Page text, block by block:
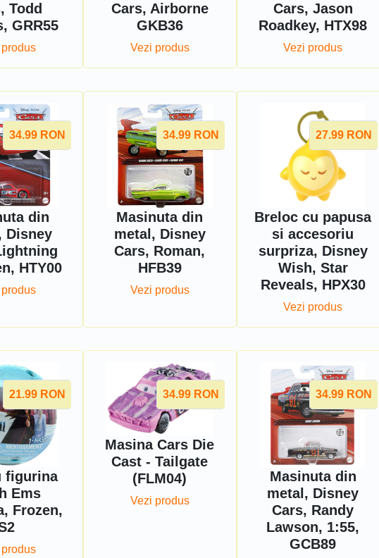
Todd
GRR55
Cars, Airborne
GKB36
Vezi produs
Cars, Jason
Roadkey, HTX98
Vezi produs
34.99 RON
din
Disney
HTY00
34.99 RON
Masinuta din
metal, Disney
Cars, Roman,
HFB39
Vezi produs
27.99 RON
Breloc cu papusa
si accesoriu
surpriza, Disney
Wish, Star
Reveals, HPX30
Vezi produs
21.99 RON
figurina
Ems
Frozen,
34.99 RON
Masina Cars Die
Cast - Tailgate
(FLM04)
Vezi produs
34.99 RON
Masinuta din
metal, Disney
Cars, Randy
Lawson, 1:55,
GCB89